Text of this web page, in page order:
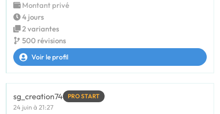
Montant privé
4 jours
2 variantes
500 révisions
Voir le profil
sg_creation74 PRO START
24 juin à 21:27